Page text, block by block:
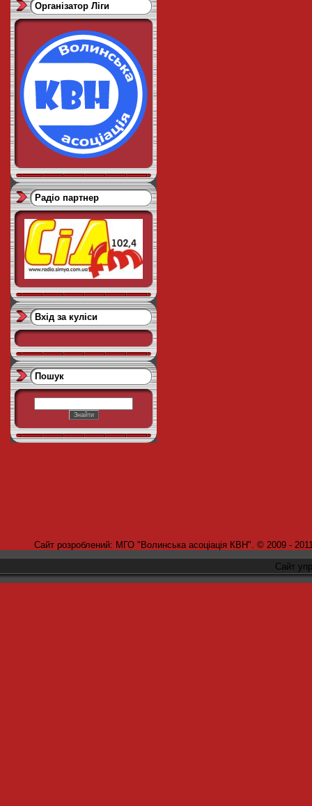
Організатор Ліги
Радіо партнер
Вхід за куліси
Пошук
Сайт розроблений: МГО "Волинська асоціація КВН". © 2009 -
Сайт